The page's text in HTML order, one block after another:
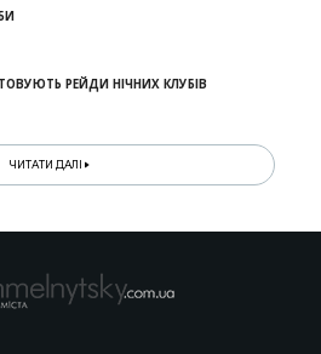
РЕЙДИ НІЧНИХ КЛУБІВ
ЧИТАТИ ДАЛІ